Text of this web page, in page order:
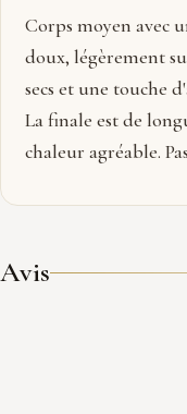
Corps moyen avec
doux, légèrement
secs et une touche
La finale est de
chaleur agréable.
Avis